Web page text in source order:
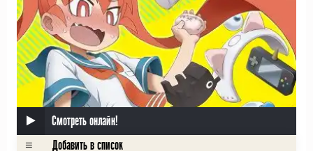
Смотреть онлайн!